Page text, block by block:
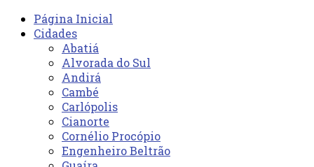
Página Inicial
Cidades
Abatiá
Alvorada do Sul
Andirá
Cambé
Carlópolis
Cianorte
Cornélio Procópio
Engenheiro Beltrão